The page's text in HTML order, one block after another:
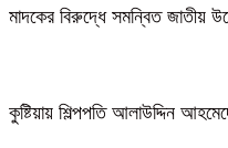
মাদকের বিরুদ্ধে সমন্বিত জাতীয়
কুষ্টিয়ায় শিল্পপতি আলাউদ্দিন